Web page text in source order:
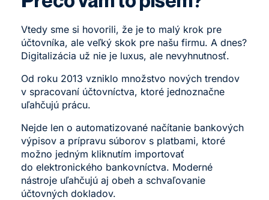
Vtedy sme si hovorili, že je to malý krok pre
účtovníka, ale veľký skok pre našu firmu. A dnes?
Digitalizácia už nie je luxus, ale nevyhnutnosť.
Od roku 2013 vzniklo množstvo nových trendov
v spracovaní účtovníctva, ktoré jednoznačne
uľahčujú prácu.
Nejde len o automatizované načítanie bankových
výpisov a prípravu súborov s platbami, ktoré
možno jedným kliknutím importovať
do elektronického bankovníctva. Moderné
nástroje uľahčujú aj obeh a schvaľovanie
účtovných dokladov.